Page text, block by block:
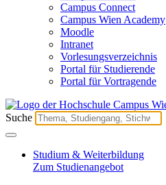
Campus Connect
Campus Wien Academy
Moodle
Intranet
Vorlesungsverzeichnis
Portal für Studierende
Portal für Vortragende
Suche
Studium & Weiterbildung
Zum Studienangebot